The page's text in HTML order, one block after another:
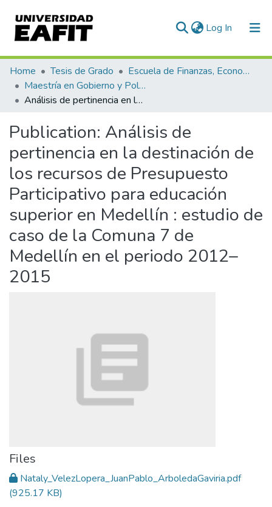
Log In (current)
Communities & Collections
All of DSpace
Home Tesis de Grado
Escuela de Finanzas, Economía y Gobierno
Maestría en Gobierno y Políticas Públicas (tesis)
Análisis de pertinencia en la destinación de los recursos de Presupuesto Participativo para educación superior en Medellín : estudio de caso de la Comuna 7 de Medellín en el periodo 2012–2015
Publication: Análisis de
pertinencia en la destinación de
los recursos de Presupuesto
Participativo para educación
superior en Medellín : estudio de
caso de la Comuna 7 de
Medellín en el periodo 2012–
2015
Files
Nataly_VelezLopera_JuanPablo_ArboledaGaviria.pdf
(925.17 KB)